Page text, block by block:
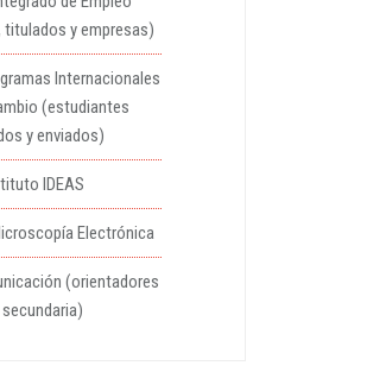
y empresas)
Internacionales
(estudiantes
y enviados)
IDEAS
Electrónica
(orientadores